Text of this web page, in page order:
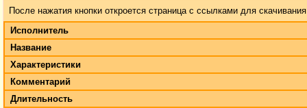
После нажатия кнопки откроется страница с ссылками для
Исполнитель
Название
Характеристики
Комментарий
Длительность